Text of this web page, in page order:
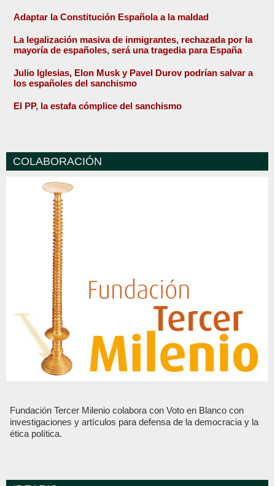
Adaptar la Constitución Española a la maldad
La legalización masiva de inmigrantes, rechazada por la
mayoría de españoles, será una tragedia para España
Julio Iglesias, Elon Musk y Pavel Durov podrían salvar a
los españoles del sanchismo
El PP, la estafa cómplice del sanchismo
COLABORACIÓN
Fundación Tercer Milenio colabora con Voto en Blanco con
investigaciones y artículos para defensa de la democracia y la
ética política.